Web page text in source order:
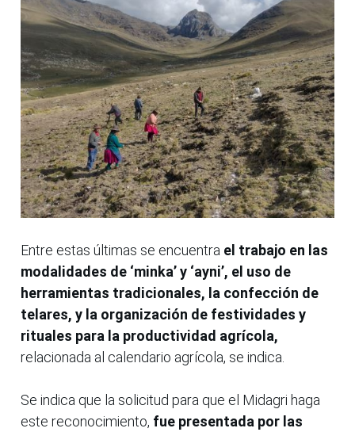
Entre estas últimas se encuentra el trabajo en las
modalidades de ‘minka’ y ‘ayni’, el uso de
herramientas tradicionales, la confección de
telares, y la organización de festividades y
rituales para la productividad agrícola,
relacionada al calendario agrícola, se indica.
Se indica que la solicitud para que el Midagri haga
este reconocimiento, fue presentada por las